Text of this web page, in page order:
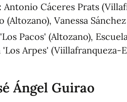
Antonio Cáceres Prats
(Altozano), Vanessa
'Los Pacos' (Altozano),
'Los Arpes' (Viillafranqueza-
Ángel Guirao